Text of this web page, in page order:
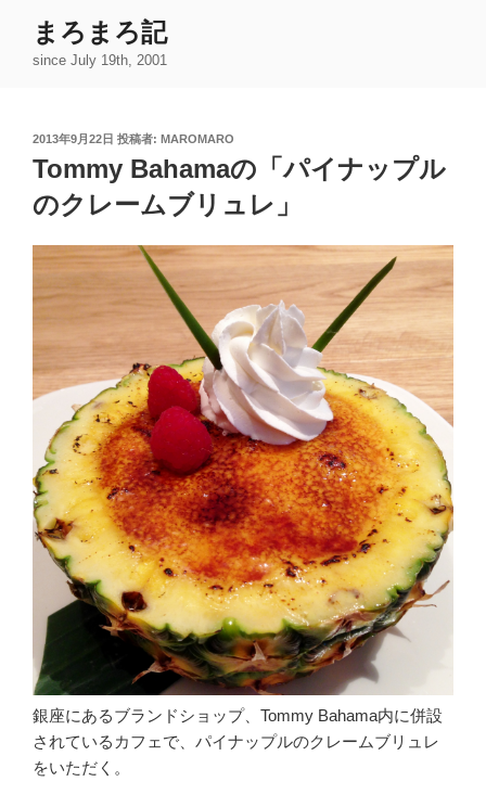
まろまろ記
since July 19th, 2001
投
稿
日:
2013年9月22日 投稿者: MAROMARO
Tommy Bahamaの「パイナップル
のクレームブリュレ」
銀座にあるブランドショップ、Tommy Bahama内に併設
されているカフェで、パイナップルのクレームブリュレ
をいただく。